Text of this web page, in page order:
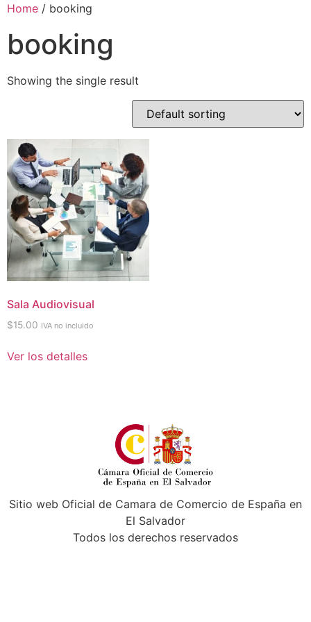
Home / booking
booking
Showing the single result
Sala Audiovisual
$15.00 IVA no incluido
Ver los detalles
Sitio web Oficial de Camara de Comercio de España en
El Salvador
Todos los derechos reservados